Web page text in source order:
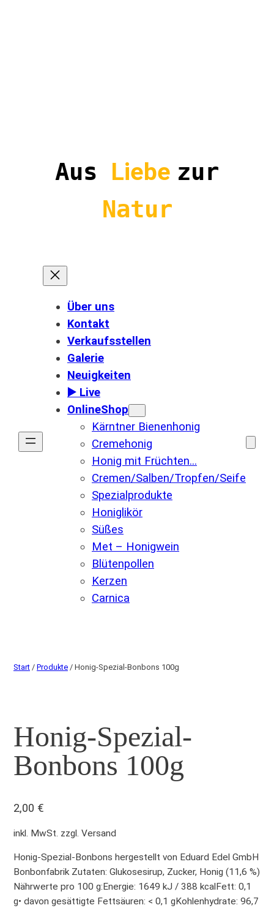
Aus Liebe zur
Natur
Über uns
Kontakt
Verkaufsstellen
Galerie
Neuigkeiten
▶️ Live
OnlineShop
Kärntner Bienenhonig
Cremehonig
Honig mit Früchten…
Cremen/Salben/Tropfen/Seife
Spezialprodukte
Honiglikör
Süßes
Met – Honigwein
Blütenpollen
Kerzen
Carnica
Start / Produkte / Honig-Spezial-Bonbons 100g
Honig-Spezial-
Bonbons 100g
2,00 €
inkl. MwSt. zzgl. Versand
Honig-Spezial-Bonbons hergestellt von Eduard Edel GmbH
Bonbonfabrik Zutaten: Glukosesirup, Zucker, Honig (11,6 %)
Nährwerte pro 100 g:Energie: 1649 kJ / 388 kcalFett: 0,1
g• davon gesättigte Fettsäuren: < 0,1 gKohlenhydrate: 96,7